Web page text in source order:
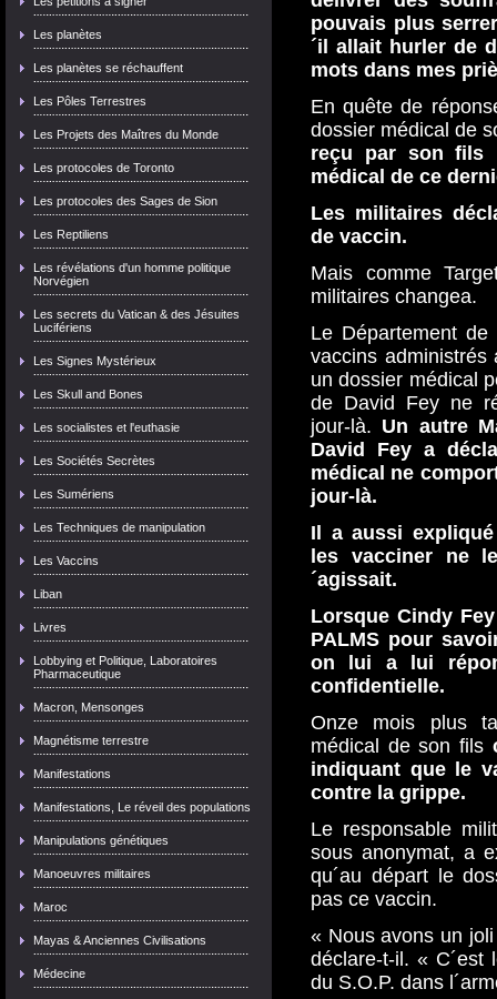
Les planètes
Les planètes se réchauffent
Les Pôles Terrestres
Les Projets des Maîtres du Monde
Les protocoles de Toronto
Les protocoles des Sages de Sion
Les Reptiliens
Les révélations d'un homme politique
Norvégien
Les secrets du Vatican & des Jésuites
Lucifériens
Les Signes Mystérieux
Les Skull and Bones
Les socialistes et l'euthasie
Les Sociétés Secrètes
Les Sumériens
Les Techniques de manipulation
Les Vaccins
Liban
Livres
Lobbying et Politique, Laboratoires
Pharmaceutique
Macron, Mensonges
Magnétisme terrestre
Manifestations
Manifestations, Le réveil des populations
Manipulations génétiques
Manoeuvres militaires
Maroc
Mayas & Anciennes Civilisations
Médecine
pouvais plus
´il allait hurler de
mots dans mes
En quête de
dossier médical de
reçu par son fils
médical de ce
Les militaires
de vaccin.
Mais comme
militaires changea.
Le Département
vaccins administrés
un dossier médical
de David Fey ne
jour-là. Un autre
David Fey a
médical ne
jour-là.
Il a aussi
les vacciner ne
´agissait.
Lorsque Cindy
PALMS pour
on lui a lui
confidentielle.
Onze mois plus
médical de son fils
indiquant que le
contre la grippe.
Le responsable
sous anonymat, a
qu´au départ le
pas ce vaccin.
« Nous avons un
déclare-t-il. « C´est
du S.O.P. dans